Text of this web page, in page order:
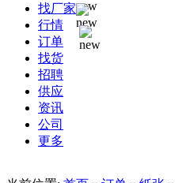
找厂家
行情
订单
找货
招聘
供应
资讯
公司
更多